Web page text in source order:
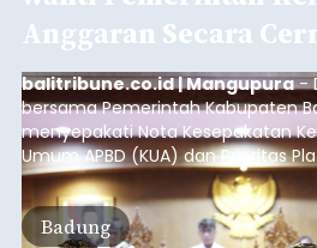
Diduga Ilegal, Satpol
Hentikan Aktivitas
Pengerukan Lahan di
Temukus